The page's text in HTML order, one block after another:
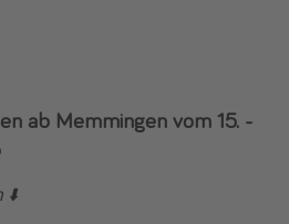
ab Memmingen vom 15. -
⬇️